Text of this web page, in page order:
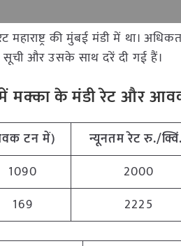
महाराष्ट्र की मुंबई मंडी में
सूची और उसके साथ दरें दी गई हैं।
में मक्का के मंडी रेट और
टन में) न्यूनतम रेट रु./
1090 2000
169 2225